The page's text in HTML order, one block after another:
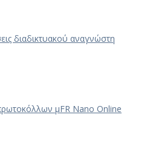
διαδικτυακού αναγνώστη
μFR Nano Online